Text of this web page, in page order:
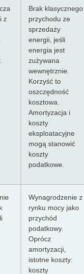
z
Brak klasycznego
przychodu ze
sprzedaży
energii, jeśli
energia jest
zużywana
wewnętrznie.
Korzyść to
oszczędność
kosztowa.
Amortyzacja i
koszty
eksploatacyjne
mogą stanowić
koszty
podatkowe.
Wynagrodzenie z
rynku mocy jako
przychód
podatkowy.
Oprócz
amortyzacji,
istotne koszty:
koszty